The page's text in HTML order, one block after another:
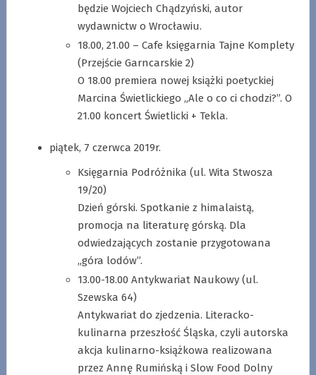
będzie Wojciech Chądzyński, autor
wydawnictw o Wrocławiu.
18.00, 21.00 – Cafe księgarnia Tajne Komplety
(Przejście Garncarskie 2)
O 18.00 premiera nowej książki poetyckiej
Marcina Świetlickiego „Ale o co ci chodzi?”. O
21.00 koncert Świetlicki + Tekla.
piątek, 7 czerwca 2019r.
Księgarnia Podróżnika (ul. Wita Stwosza
19/20)
Dzień górski. Spotkanie z himalaistą,
promocja na literaturę górską. Dla
odwiedzających zostanie przygotowana
„góra lodów”.
13.00-18.00 Antykwariat Naukowy (ul.
Szewska 64)
Antykwariat do zjedzenia. Literacko-
kulinarna przeszłość Śląska, czyli autorska
akcja kulinarno-książkowa realizowana
przez Annę Rumińską i Slow Food Dolny